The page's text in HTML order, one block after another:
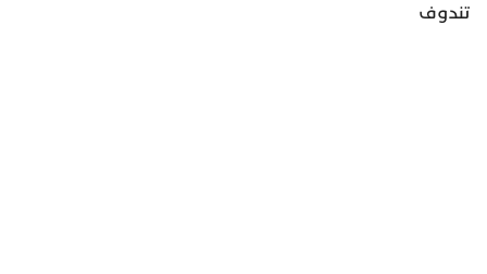
تندوف